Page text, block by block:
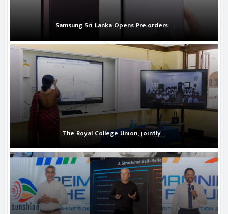
Samsung Sri Lanka Opens Pre-orders...
The Royal College Union, jointly...